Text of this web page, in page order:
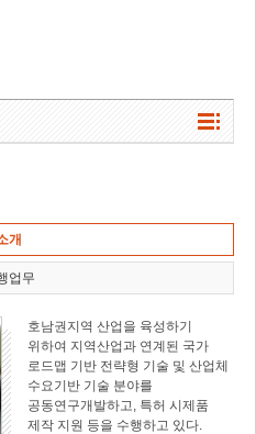
개
업무
호남권지역 산업을 육성하기
위하여 지역산업과 연계된 국가
로드맵 기반 전략형 기술 및 산업체
수요기반 기술 분야를
공동연구개발하고, 특허 시제품
제작 지원 등을 수행하고 있다.